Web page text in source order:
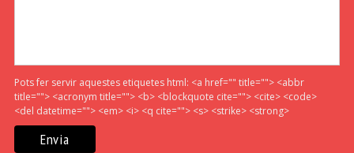
Pots fer servir aquestes etiquetes html: <a href="" title=""> <abbr
title=""> <acronym title=""> <b> <blockquote cite=""> <cite> <code>
<del datetime=""> <em> <i> <q cite=""> <s> <strike> <strong>